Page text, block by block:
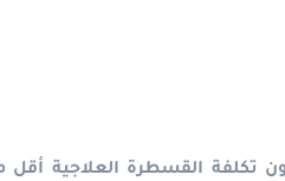
تكلفة القسطرة العلاجية